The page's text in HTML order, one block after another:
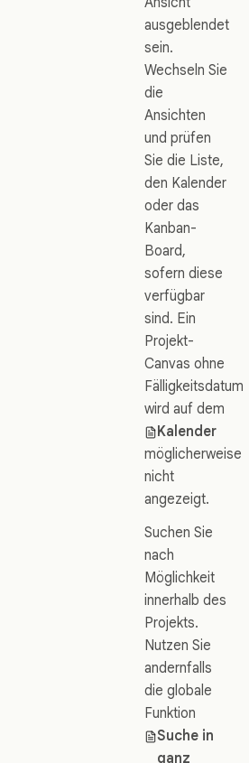
ausgeblendet
sein.
Wechseln Sie
die
Ansichten
und prüfen
Sie die Liste,
den Kalender
oder das
Kanban-
Board,
sofern diese
verfügbar
sind. Ein
Projekt-
Canvas ohne
Fälligkeitsdatum
wird auf dem
Kalender
möglicherweise
nicht
angezeigt.
Suchen Sie
nach
Möglichkeit
innerhalb des
Projekts.
Nutzen Sie
andernfalls
die globale
Funktion
Suche in
ganz